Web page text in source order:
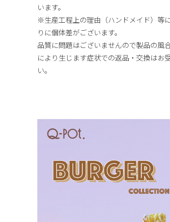
います。
※生産工程上の理由（ハンドメイド）等
りに個体差がございます。
品質に問題はございませんので製品の風
により生じます症状での返品・交換はお
い。